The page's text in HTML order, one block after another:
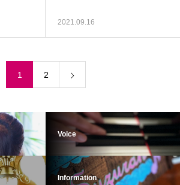
2021.09.16
1 2
Voice
Information